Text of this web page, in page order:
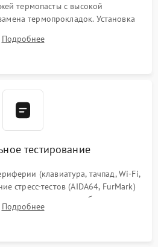
термопасты с высокой
термопрокладок. Установка
и накопителей. Предварительная
Подробнее
тестирование
(клавиатура, тачпад, Wi-Fi,
стресс-тестов (AIDA64, FurMark)
режима и стабильности
пиковой нагрузкой.
Подробнее